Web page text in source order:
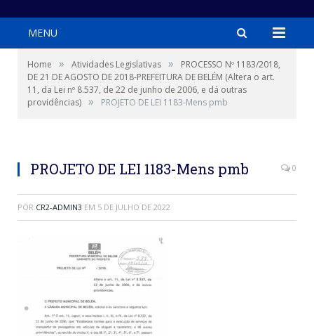
MENU
Home » Atividades Legislativas »
PROCESSO Nº 1183/2018,
DE 21 DE AGOSTO DE 2018-PREFEITURA DE BELÉM (Altera o art.
11, da Lei nº 8.537, de 22 de junho de 2006, e dá outras
providências) » PROJETO DE LEI 1183-Mens pmb
PROJETO DE LEI 1183-Mens pmb 0
POR CR2-ADMIN3 EM 5 DE JULHO DE 2022